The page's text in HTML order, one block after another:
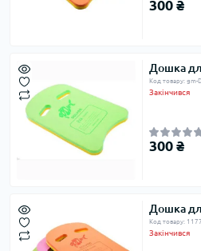
300 ₴
Дошка
Код товару: gm-
Закінчився
300 ₴
Дошка
Код товару:
Закінчився